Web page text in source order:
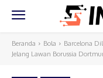
Beranda Bola
Barcelona
Jelang Lawan Borussia